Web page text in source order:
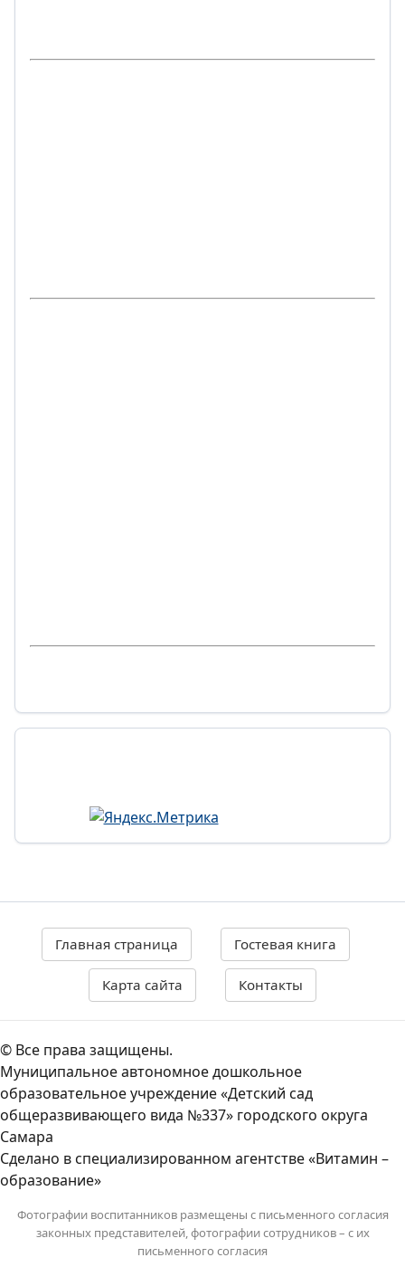
Главная страница Гостевая книга
Карта сайта Контакты
© Все права защищены.
Муниципальное автономное дошкольное
образовательное учреждение «Детский сад
общеразвивающего вида №337» городского округа
Самара
Сделано в специализированном агентстве «Витамин –
образование»
Фотографии воспитанников размещены с письменного согласия
законных представителей, фотографии сотрудников – с их
письменного согласия